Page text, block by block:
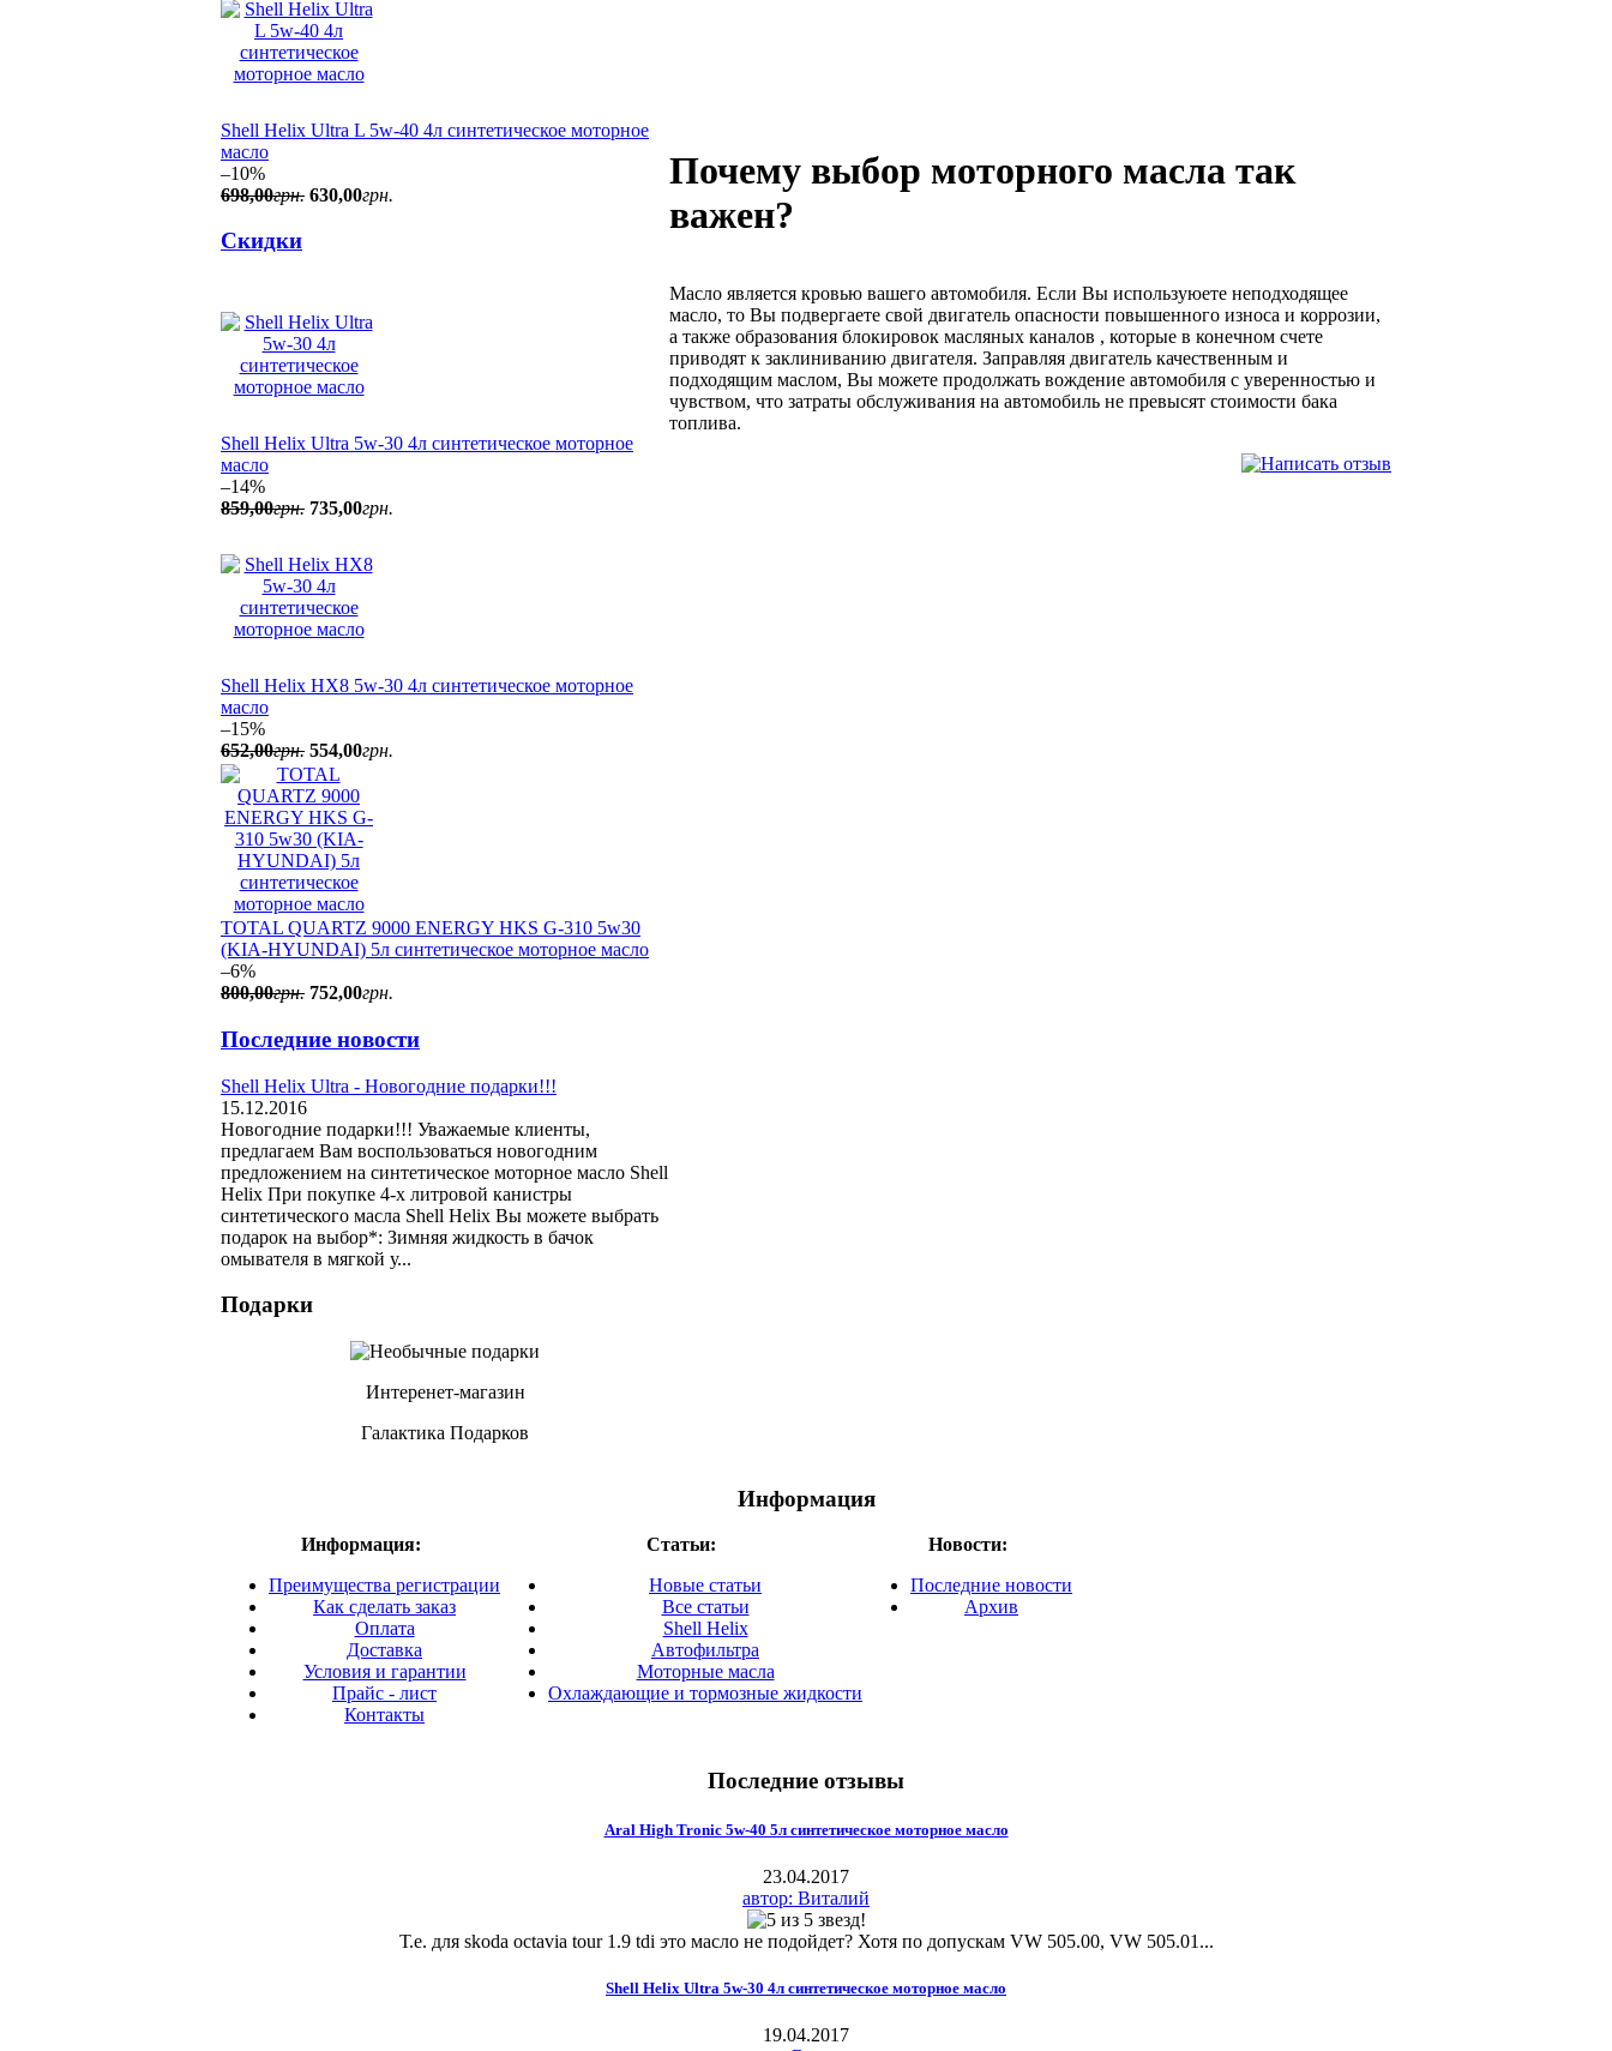
Shell Helix Ultra L 5w-40 4л синтетическое моторное
масло
–10%
698,00грн. 630,00грн.
Скидки
Shell Helix Ultra 5w-30 4л синтетическое моторное
масло
–14%
859,00грн. 735,00грн.
Shell Helix HX8 5w-30 4л синтетическое моторное
масло
–15%
652,00грн. 554,00грн.
TOTAL QUARTZ 9000 ENERGY HKS G-310 5w30
(KIA-HYUNDAI) 5л синтетическое моторное масло
–6%
800,00грн. 752,00грн.
Последние новости
Shell Helix Ultra - Новогодние подарки!!!
15.12.2016
Новогодние подарки!!! Уважаемые клиенты,
предлагаем Вам воспользоваться новогодним
предложением на синтетическое моторное масло Shell
Helix При покупке 4-х литровой канистры
синтетического масла Shell Helix Вы можете выбрать
подарок на выбор*: Зимняя жидкость в бачок
омывателя в мягкой у...
Подарки
Интеренет-магазин
Галактика Подарков
Почему выбор моторного масла так
важен?
Масло является кровью вашего автомобиля. Если Вы используюете неподходящее
масло, то Вы подвергаете свой двигатель опасности повышенного износа и коррозии,
а также образования блокировок масляных каналов , которые в конечном счете
приводят к заклиниванию двигателя. Заправляя двигатель качественным и
подходящим маслом, Вы можете продолжать вождение автомобиля с уверенностью и
чувством, что затраты обслуживания на автомобиль не превысят стоимости бака
топлива.
Информация
Информация:
Преимущества регистрации
Как сделать заказ
Оплата
Доставка
Условия и гарантии
Прайс - лист
Контакты
Статьи:
Новые статьи
Все статьи
Shell Helix
Автофильтра
Моторные масла
Охлаждающие и тормозные жидкости
Новости:
Последние новости
Архив
Последние отзывы
Aral High Tronic 5w-40 5л синтетическое моторное масло
23.04.2017
автор: Виталий
Т.е. для skoda octavia tour 1.9 tdi это масло не подойдет? Хотя по допускам VW 505.00, VW 505.01...
Shell Helix Ultra 5w-30 4л синтетическое моторное масло
19.04.2017